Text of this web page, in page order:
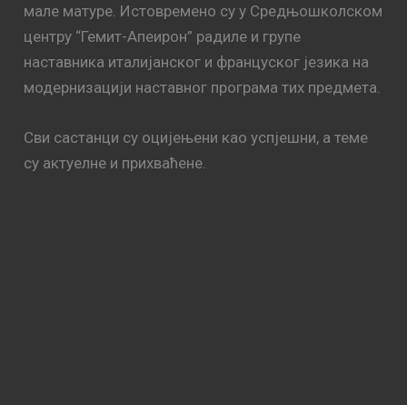
мале матуре. Истовремено су у Средњошколском
центру “Гемит-Апеирон” радиле и групе
наставника италијанског и француског језика на
модернизацији наставног програма тих предмета.
Сви састанци су оцијењени као успјешни, а теме
су актуелне и прихваћене.